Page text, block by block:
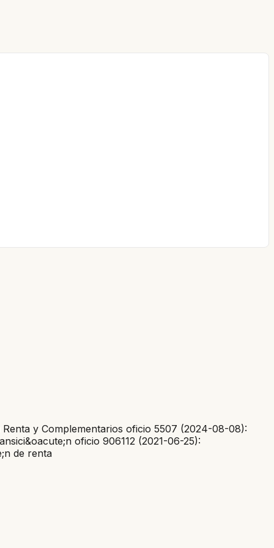
y Complementarios oficio 5507 (2024-08-08):
oficio 906112 (2021-06-25):
de renta